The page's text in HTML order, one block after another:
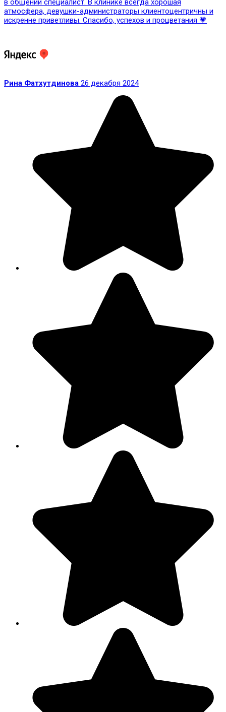
в общении специалист. В клинике всегда хорошая
атмосфера, девушки-администраторы клиентоцентричны и
искренне приветливы. Спасибо, успехов и процветания 💗
Рина Фатхутдинова 26 декабря 2024